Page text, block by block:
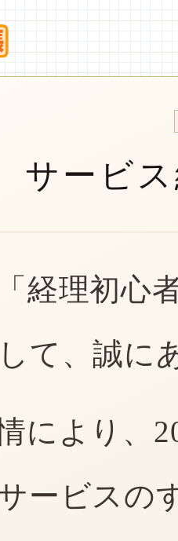
サービ
経理初心
て、誠に
により、
ービスの